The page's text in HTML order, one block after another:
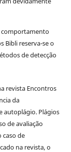
comportamento
Bibli reserva-se o
de detecção
revista Encontros
da
autoplágio. Plágios
de avaliação
caso de
na revista, o